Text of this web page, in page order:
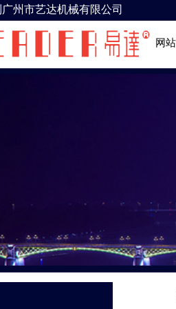
州市艺达机械有限公司
此处添加文字
网